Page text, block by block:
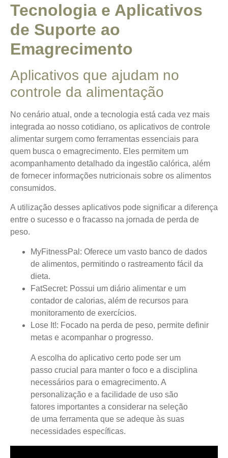
Tecnologia e Aplicativos
de Suporte ao
Emagrecimento
Aplicativos que ajudam no
controle da alimentação
No cenário atual, onde a tecnologia está cada vez mais
integrada ao nosso cotidiano, os aplicativos de controle
alimentar surgem como ferramentas essenciais para
quem busca o emagrecimento. Eles permitem um
acompanhamento detalhado da ingestão calórica, além
de fornecer informações nutricionais sobre os alimentos
consumidos.
A utilização desses aplicativos pode significar a diferença
entre o sucesso e o fracasso na jornada de perda de
peso.
MyFitnessPal : Oferece um vasto banco de dados
de alimentos, permitindo o rastreamento fácil da
dieta.
FatSecret: Possui um diário alimentar e um
contador de calorias, além de recursos para
monitoramento de exercícios.
Lose It!: Focado na perda de peso, permite definir
metas e acompanhar o progresso.
A escolha do aplicativo certo pode ser um
passo crucial para manter o foco e a disciplina
necessários para o emagrecimento. A
personalização e a facilidade de uso são
fatores importantes a considerar na seleção
de uma ferramenta que se adeque às suas
necessidades específicas.